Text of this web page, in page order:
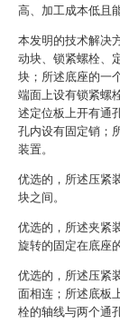
高、加工成本低且
本发明的技术解决
动块、锁紧螺栓、
块；所述底座的一
端面上设有锁紧螺
述定位板上开有通
孔内设有固定销；
装置。
优选的，所述压紧
块之间。
优选的，所述夹紧
旋转的固定在底座
优选的，所述压紧
面相连；所述底板
栓的轴线与两个通